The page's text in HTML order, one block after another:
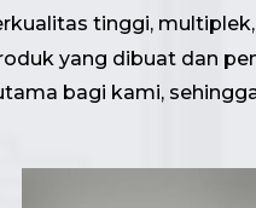
tinggi,
yang dibuat dan
bagi kami,